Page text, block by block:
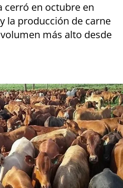
cerró en octubre en
la producción de carne
más alto desde